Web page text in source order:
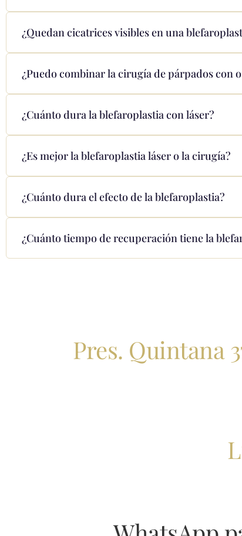
¿Quedan cicatrices visibles en una
¿Puedo combinar la cirugía de párpados con
¿Cuánto dura la blefaroplastia con láser?
¿Es mejor la blefaroplastia láser o la cirugía?
¿Cuánto dura el efecto de la blefaroplastia?
¿Cuánto tiempo de recuperación tiene la
Pres. Quintana